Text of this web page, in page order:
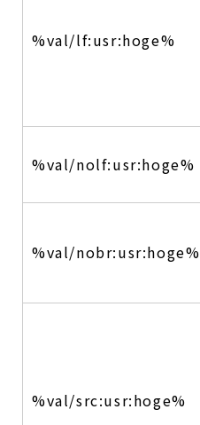
%val/lf:usr:hoge%
%val/nolf:usr:hoge%
%val/nobr:usr:hoge%
%val/src:usr:hoge%